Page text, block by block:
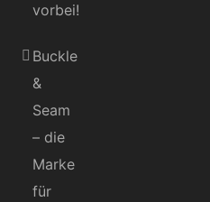
vorbei!
Buckle
&
Seam
– die
Marke
für